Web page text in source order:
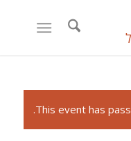
This event has